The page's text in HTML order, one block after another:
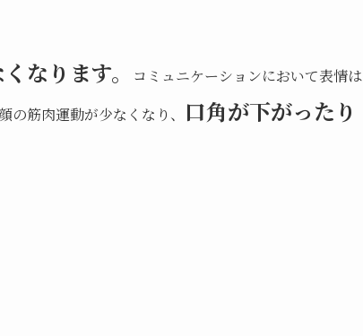
なります。
コミュニケーションにおいて表情は
筋肉運動が少なくなり、
口角が下がったり